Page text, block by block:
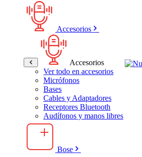
Accesorios
Accesorios
Ver todo en accesorios
Micrófonos
Bases
Cables y Adaptadores
Receptores Bluetooth
Audífonos y manos libres
Bose